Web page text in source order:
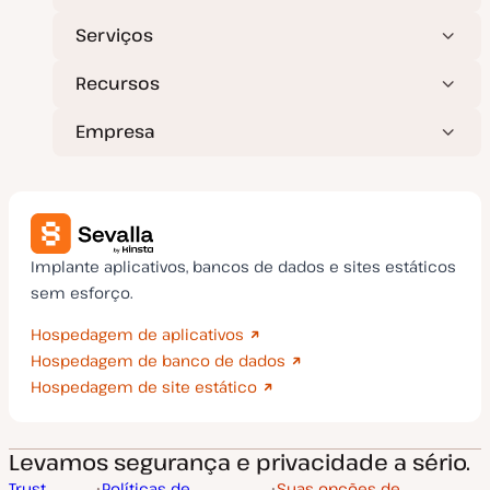
Serviços
Recursos
Empresa
Implante aplicativos, bancos de dados e sites estáticos
sem esforço.
Hospedagem de aplicativos
Hospedagem de banco de dados
Hospedagem de site estático
Levamos segurança e privacidade a sério.